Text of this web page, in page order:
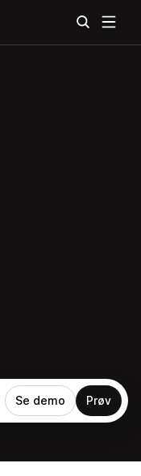
Se demo Prøv